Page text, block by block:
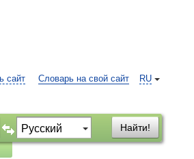
RU
сайт Словарь на свой сайт
Найти!